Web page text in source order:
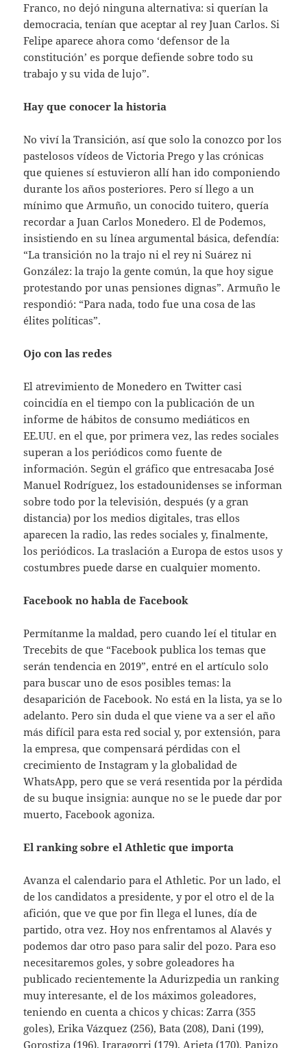
Franco, no dejó ninguna alternativa: si querían la
democracia, tenían que aceptar al rey Juan Carlos. Si
Felipe aparece ahora como ‘defensor de la
constitución’ es porque defiende sobre todo su
trabajo y su vida de lujo”.
Hay que conocer la historia
No viví la Transición, así que solo la conozco por los
pastelosos vídeos de Victoria Prego y las crónicas
que quienes sí estuvieron allí han ido componiendo
durante los años posteriores. Pero sí llego a un
mínimo que Armuño, un conocido tuitero, quería
recordar a Juan Carlos Monedero. El de Podemos,
insistiendo en su línea argumental básica, defendía:
“La transición no la trajo ni el rey ni Suárez ni
González: la trajo la gente común, la que hoy sigue
protestando por unas pensiones dignas”. Armuño le
respondió: “Para nada, todo fue una cosa de las
élites políticas”.
Ojo con las redes
El atrevimiento de Monedero en Twitter casi
coincidía en el tiempo con la publicación de un
informe de hábitos de consumo mediáticos en
EE.UU. en el que, por primera vez, las redes sociales
superan a los periódicos como fuente de
información. Según el gráfico que entresacaba José
Manuel Rodríguez, los estadounidenses se informan
sobre todo por la televisión, después (y a gran
distancia) por los medios digitales, tras ellos
aparecen la radio, las redes sociales y, finalmente,
los periódicos. La traslación a Europa de estos usos y
costumbres puede darse en cualquier momento.
Facebook no habla de Facebook
Permítanme la maldad, pero cuando leí el titular en
Trecebits de que “Facebook publica los temas que
serán tendencia en 2019”, entré en el artículo solo
para buscar uno de esos posibles temas: la
desaparición de Facebook. No está en la lista, ya se lo
adelanto. Pero sin duda el que viene va a ser el año
más difícil para esta red social y, por extensión, para
la empresa, que compensará pérdidas con el
crecimiento de Instagram y la globalidad de
WhatsApp, pero que se verá resentida por la pérdida
de su buque insignia: aunque no se le puede dar por
muerto, Facebook agoniza.
El ranking sobre el Athletic que importa
Avanza el calendario para el Athletic. Por un lado, el
de los candidatos a presidente, y por el otro el de la
afición, que ve que por fin llega el lunes, día de
partido, otra vez. Hoy nos enfrentamos al Alavés y
podemos dar otro paso para salir del pozo. Para eso
necesitaremos goles, y sobre goleadores ha
publicado recientemente la Adurizpedia un ranking
muy interesante, el de los máximos goleadores,
teniendo en cuenta a chicos y chicas: Zarra (355
goles), Erika Vázquez (256), Bata (208), Dani (199),
Gorostiza (196), Iraragorri (179), Arieta (170), Panizo